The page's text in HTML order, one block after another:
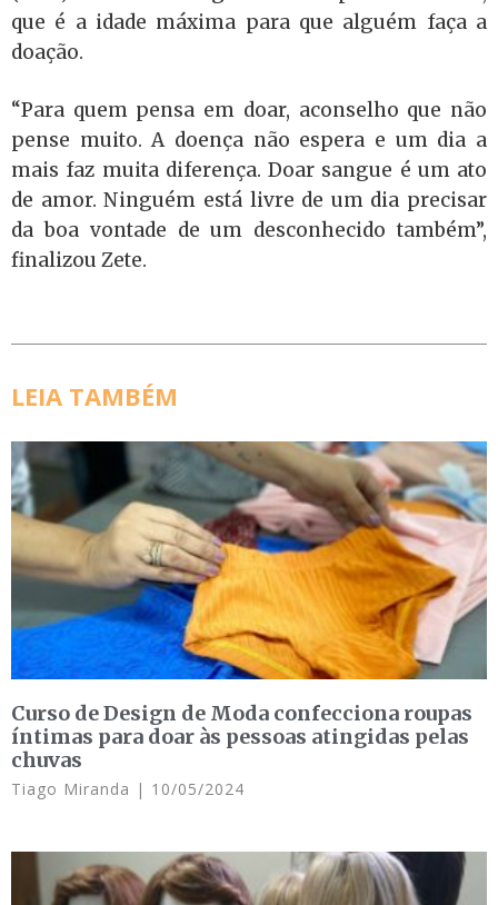
que é a idade máxima para que alguém faça a
doação.
“Para quem pensa em doar, aconselho que não
pense muito. A doença não espera e um dia a
mais faz muita diferença. Doar sangue é um ato
de amor. Ninguém está livre de um dia precisar
da boa vontade de um desconhecido também”,
finalizou Zete.
LEIA TAMBÉM
Curso de Design de Moda confecciona roupas
íntimas para doar às pessoas atingidas pelas
chuvas
Tiago Miranda 10/05/2024